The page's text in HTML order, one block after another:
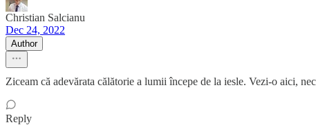
Christian Salcianu
Dec 24, 2022
Author
Ziceam că adevărata călătorie a lumii începe de la iesle. Vezi-o aici,
Reply